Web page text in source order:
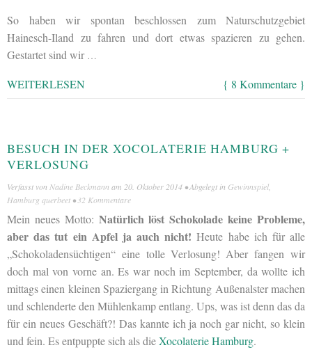
So haben wir spontan beschlossen zum Naturschutzgebiet
Hainesch-Iland zu fahren und dort etwas spazieren zu gehen.
Gestartet sind wir …
WEITERLESEN { 8 Kommentare }
BESUCH IN DER XOCOLATERIE HAMBURG +
VERLOSUNG
Verfasst von Nadine Beckmann am 20. Oktober 2014 • Abgelegt in Gewinnspiel
Hamburg querbeet • 32 Kommentare
Mein neues Motto: Natürlich löst Schokolade keine Probleme,
aber das tut ein Apfel ja auch nicht!Heute habe ich für alle
„Schokoladensüchtigen“ eine tolle Verlosung! Aber fangen wir
doch mal von vorne an. Es war noch im September, da wollte ich
mittags einen kleinen Spaziergang in Richtung Außenalster machen
und schlenderte den Mühlenkamp entlang. Ups, was ist denn das da
für ein neues Geschäft?! Das kannte ich ja noch gar nicht, so klein
und fein. Es entpuppte sich als dieXocolaterie Hamburg.